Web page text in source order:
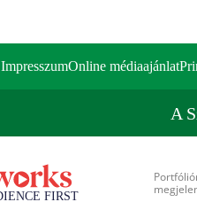
ImpresszumOnline médiaajánlat
A